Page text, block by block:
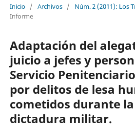
Inicio / Archivos / Núm. 2 (2011): Los
Informe
Adaptación del
juicio a jefes y
Servicio
por delitos de lesa
cometidos durante
dictadura militar.